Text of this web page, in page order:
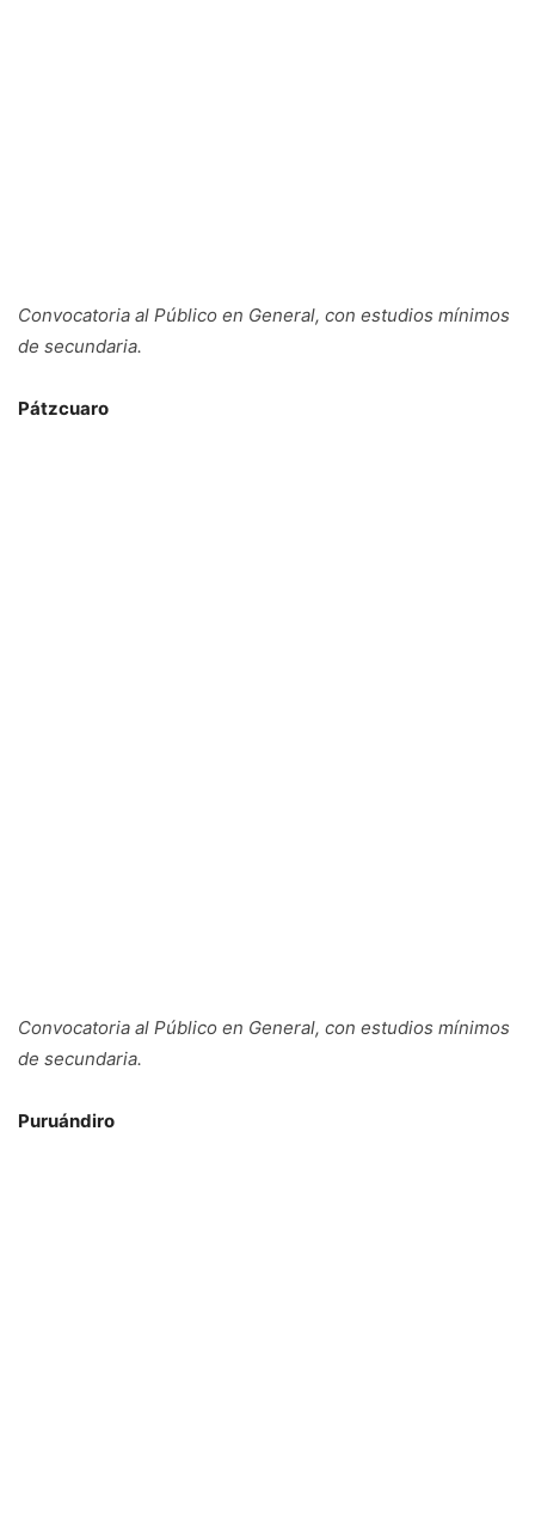
Convocatoria al Público en General, con estudios mínimos
de secundaria.
Pátzcuaro
Convocatoria al Público en General, con estudios mínimos
de secundaria.
Puruándiro